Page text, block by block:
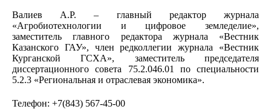
Валиев А.Р. – главный редактор журнала
«Агробиотехнологии и цифровое земледелие»,
заместитель главного редактора журнала «Вестник
Казанского ГАУ», член редколлегии журнала «Вестник
Курганской ГСХА», заместитель председателя
диссертационного совета 75.2.046.01 по специальности
5.2.3 «Региональная и отраслевая экономика».
Телефон: +7(843) 567-45-00